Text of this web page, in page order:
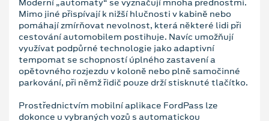
Mimo jiné přispívají k nižší hlučnosti v kabině nebo
pomáhají zmírňovat nevolnost, která některé lidi při
cestování automobilem postihuje. Navíc umožňují
využívat podpůrné technologie jako adaptivní
tempomat se schopností úplného zastavení a
opětovného rozjezdu v koloně nebo plně samočinné
parkování, při němž řidič pouze drží stisknuté tlačítko.
Prostřednictvím mobilní aplikace FordPass lze
dokonce u vybraných vozů s automatickou